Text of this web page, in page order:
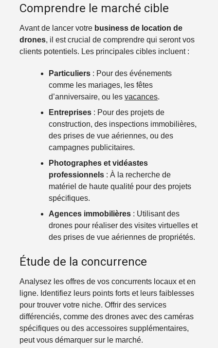
Comprendre le marché cible
Avant de lancer votre business de location de
drones, il est crucial de comprendre qui seront vos
clients potentiels. Les principales cibles incluent :
Particuliers : Pour des événements
comme les mariages, les fêtes
d’anniversaire, ou les vacances.
Entreprises : Pour des projets de
construction, des inspections immobilières,
des prises de vue aériennes, ou des
campagnes publicitaires.
Photographes et vidéastes
professionnels : À la recherche de
matériel de haute qualité pour des projets
spécifiques.
Agences immobilières : Utilisant des
drones pour réaliser des visites virtuelles et
des prises de vue aériennes de propriétés.
Étude de la concurrence
Analysez les offres de vos concurrents locaux et en
ligne. Identifiez leurs points forts et leurs faiblesses
pour trouver votre niche. Offrir des services
différenciés, comme des drones avec des caméras
spécifiques ou des accessoires supplémentaires,
peut vous démarquer sur le marché.